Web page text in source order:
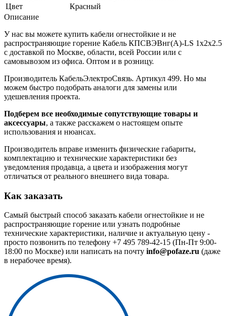
Цвет
Красный
Описание
У нас вы можете купить кабели огнестойкие и не
распространяющие горение Кабель КПСВЭВнг(А)-LS 1х2х2.5
с доставкой по Москве, области, всей России или с
самовывозом из офиса. Оптом и в розницу.
Производитель КабельЭлектроСвязь. Артикул 499. Но мы
можем быстро подобрать аналоги для замены или
удешевления проекта.
Подберем все необходимые сопутствующие товары и
аксессуары, а также расскажем о настоящем опыте
использования и нюансах.
Производитель вправе изменить физические габариты,
комплектацию и технические характеристики без
уведомления продавца, а цвета и изображения могут
отличаться от реального внешнего вида товара.
Как заказать
Самый быстрый способ заказать кабели огнестойкие и не
распространяющие горение или узнать подробные
технические характеристики, наличие и актуальную цену -
просто позвонить по телефону +7 495 789-42-15 (Пн-Пт 9:00-
18:00 по Москве) или написать на почту info@pofaze.ru (даже
в нерабочее время).